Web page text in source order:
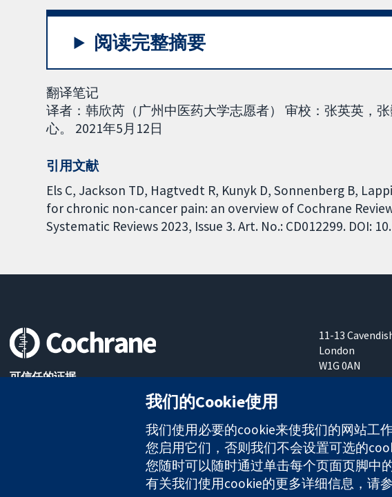
阅读完整摘要
翻译笔记
译者：韩欣芮（广州中医药大学志愿者） 审校：张英英，
心。 2021年5月12日
引用文献
Els C, Jackson TD, Hagtvedt R, Kunyk D, Sonnenberg B,
for chronic non-cancer pain: an overview of Cochrane
Systematic Reviews 2023, Issue 3. Art. No.: CD012299. DOI:
可信任的证据
11-13
London
W1G 0AN
United
The Cochrane Collaboration is a charity (no. 1045921) and a company limited by
版权所有：© 2026 Cochrane协作网
我们的Cookie使用
我们使用必要的cookie来使我们的网站工
您启用它们，否则我们不会设置可选的
您随时可以随时通过单击每个页面页脚中
有关我们使用cookie的更多详细信息，请